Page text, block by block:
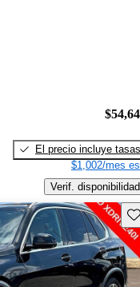
El precio incluye tasas
$1,002/mes
Verif. disponibilidad